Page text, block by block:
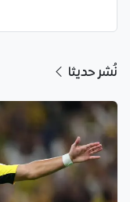
نُشر حديثا